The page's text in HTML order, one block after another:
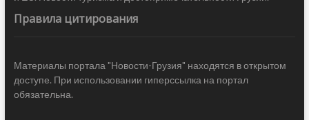
Правила цитирования
Материалы портала "Новости-Грузия" находятся в открытом
доступе. При использовании гиперссылка на портал
обязательна.